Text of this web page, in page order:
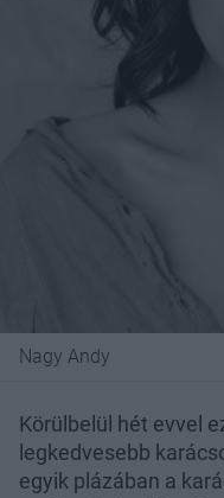
Nagy Andy
Körülbelül hét evvel
legkedvesebb
egyik plázában a